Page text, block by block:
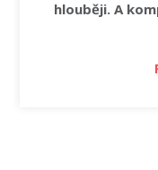
hlouběji. A